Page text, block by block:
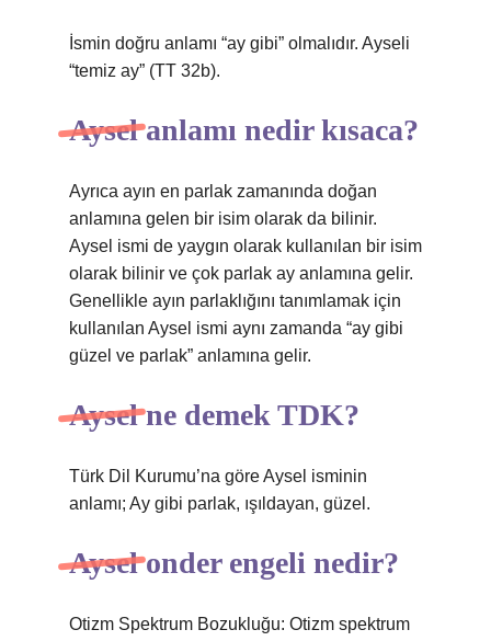
İsmin doğru anlamı “ay gibi” olmalıdır. Ayseli
“temiz ay” (TT 32b).
Aysel anlamı nedir kısaca?
Ayrıca ayın en parlak zamanında doğan
anlamına gelen bir isim olarak da bilinir.
Aysel ismi de yaygın olarak kullanılan bir isim
olarak bilinir ve çok parlak ay anlamına gelir.
Genellikle ayın parlaklığını tanımlamak için
kullanılan Aysel ismi aynı zamanda “ay gibi
güzel ve parlak” anlamına gelir.
Aysel ne demek TDK?
Türk Dil Kurumu’na göre Aysel isminin
anlamı; Ay gibi parlak, ışıldayan, güzel.
Aysel onder engeli nedir?
Otizm Spektrum Bozukluğu: Otizm spektrum